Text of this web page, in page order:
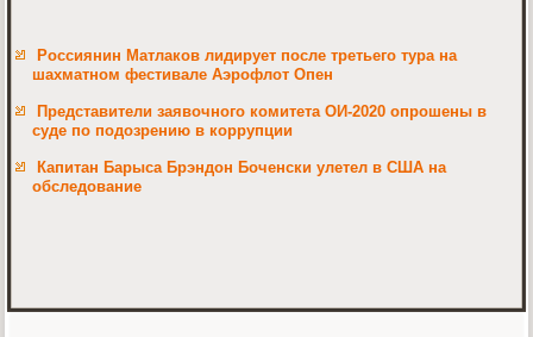
Россиянин Матлаков лидирует после третьего тура на
шахматном фестивале Аэрофлот Опен
Представители заявочного комитета ОИ-2020 опрошены в
суде по подозрению в коррупции
Капитан Барыса Брэндон Боченски улетел в США на
обследование